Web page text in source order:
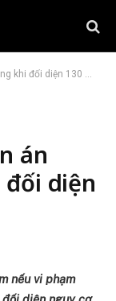
diện 130 cáo buộc
án
diện
nếu vi phạm